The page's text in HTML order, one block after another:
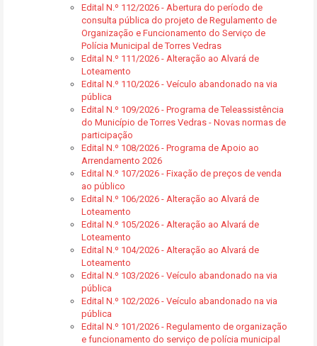
Edital N.º 112/2026 - Abertura do período de
consulta pública do projeto de Regulamento de
Organização e Funcionamento do Serviço de
Polícia Municipal de Torres Vedras
Edital N.º 111/2026 - Alteração ao Alvará de
Loteamento
Edital N.º 110/2026 - Veículo abandonado na via
pública
Edital N.º 109/2026 - Programa de Teleassistência
do Município de Torres Vedras - Novas normas de
participação
Edital N.º 108/2026 - Programa de Apoio ao
Arrendamento 2026
Edital N.º 107/2026 - Fixação de preços de venda
ao público
Edital N.º 106/2026 - Alteração ao Alvará de
Loteamento
Edital N.º 105/2026 - Alteração ao Alvará de
Loteamento
Edital N.º 104/2026 - Alteração ao Alvará de
Loteamento
Edital N.º 103/2026 - Veículo abandonado na via
pública
Edital N.º 102/2026 - Veículo abandonado na via
pública
Edital N.º 101/2026 - Regulamento de organização
e funcionamento do serviço de polícia municipal